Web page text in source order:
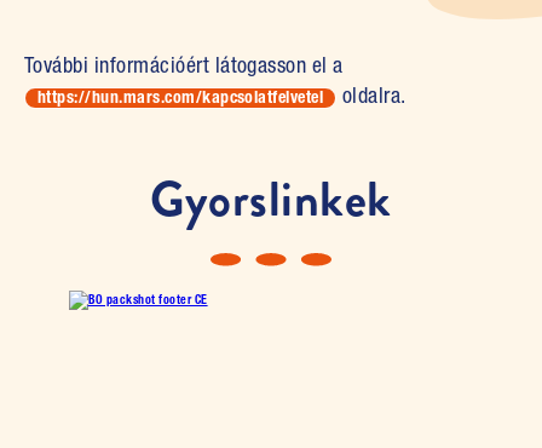
További információért látogasson el a
https://hun.mars.com/kapcsolatfelvetel
(open in new tab) oldalra.
Gyorslinkek